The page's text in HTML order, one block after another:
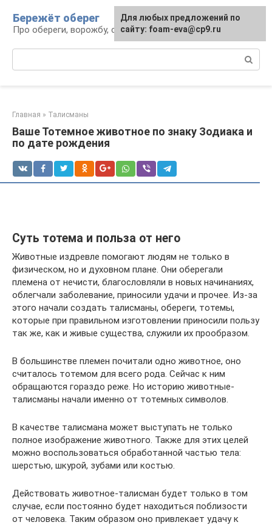
контенту
Бережёт оберег
Про обереги, ворожбу, сны и гадания
Главная » Талисманы
Ваше Тотемное животное по знаку Зодиака и
по дате рождения
Суть тотема и польза от него
Животные издревле помогают людям не только в
физическом, но и духовном плане. Они оберегали
племена от нечисти, благословляли в новых начинаниях,
облегчали заболевание, приносили удачи и прочее. Из-за
этого начали создать талисманы, обереги, тотемы,
которые при правильном изготовлении приносили пользу
так же, как и живые существа, служили их прообразом.
В большинстве племен почитали одно животное, оно
считалось тотемом для всего рода. Сейчас к ним
обращаются гораздо реже. Но историю животные-
талисманы начали именно от тотемных символов.
В качестве талисмана может выступать не только
полное изображение животного. Также для этих целей
можно воспользоваться обработанной частью тела:
шерстью, шкурой, зубами или костью.
Действовать животное-талисман будет только в том
случае, если постоянно будет находиться поблизости
от человека. Таким образом оно привлекает удачу к
Для любых предложений по
сайту: foam-eva@cp9.ru